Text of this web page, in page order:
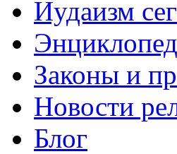
Иудаизм
Законы и
Новости
Блог